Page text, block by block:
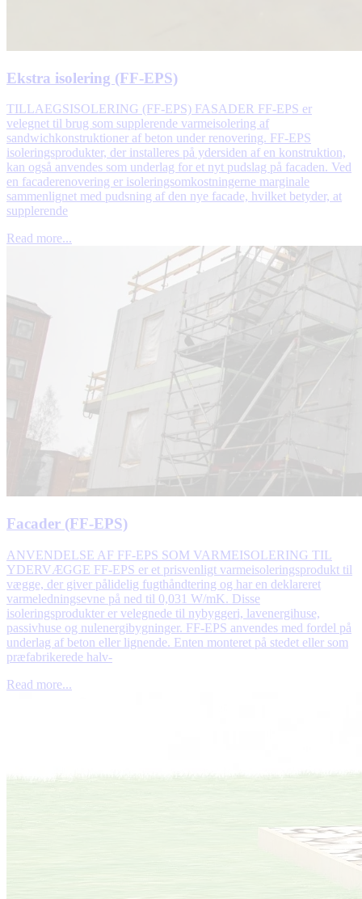
Ekstra isolering (FF-EPS)
TILLAEGSISOLERING (FF-EPS) FASADER FF-EPS er
velegnet til brug som supplerende varmeisolering af
sandwichkonstruktioner af beton under renovering. FF-EPS
isoleringsprodukter, der installeres på ydersiden af en konstruktion,
kan også anvendes som underlag for et nyt pudslag på facaden. Ved
en facaderenovering er isoleringsomkostningerne marginale
sammenlignet med pudsning af den nye facade, hvilket betyder, at
supplerende
Read more...
Facader (FF-EPS)
ANVENDELSE AF FF-EPS SOM VARMEISOLERING TIL
YDERVÆGGE FF-EPS er et prisvenligt varmeisoleringsprodukt til
vægge, der giver pålidelig fugthåndtering og har en deklareret
varmeledningsevne på ned til 0,031 W/mK. Disse
isoleringsprodukter er velegnede til nybyggeri, lavenergihuse,
passivhuse og nulenergibygninger. FF-EPS anvendes med fordel på
underlag af beton eller lignende. Enten monteret på stedet eller som
præfabrikerede halv-
Read more...